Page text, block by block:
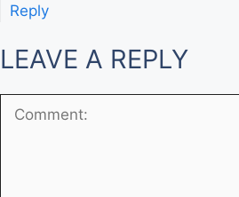
Reply
LEAVE A REPLY